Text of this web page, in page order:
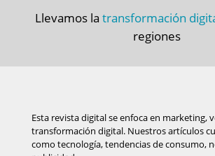
Llevamos la transformación
regiones
Esta revista digital se enfoca en marketing,
transformación digital. Nuestros artículos
como tecnología, tendencias de consumo,